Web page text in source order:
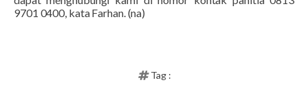
9701 0400, kata Farhan. (na)
Tag :